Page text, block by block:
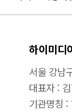
하이미디
서울 강남
대표자 :
기관명칭 :